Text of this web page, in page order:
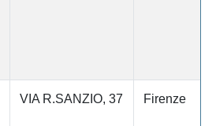
VIA R.SANZIO, 37 Firenze